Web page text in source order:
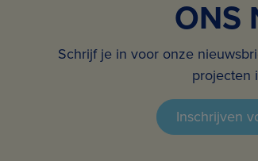
ONS
Schrijf je in voor onze
projecten
Inschrijven